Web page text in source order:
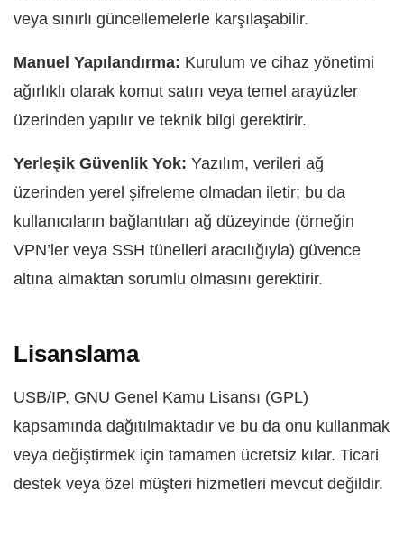
veya sınırlı güncellemelerle karşılaşabilir.
Manuel Yapılandırma: Kurulum ve cihaz yönetimi
ağırlıklı olarak komut satırı veya temel arayüzler
üzerinden yapılır ve teknik bilgi gerektirir.
Yerleşik Güvenlik Yok: Yazılım, verileri ağ
üzerinden yerel şifreleme olmadan iletir; bu da
kullanıcıların bağlantıları ağ düzeyinde (örneğin
VPN’ler veya SSH tünelleri aracılığıyla) güvence
altına almaktan sorumlu olmasını gerektirir.
Lisanslama
USB/IP, GNU Genel Kamu Lisansı (GPL)
kapsamında dağıtılmaktadır ve bu da onu kullanmak
veya değiştirmek için tamamen ücretsiz kılar. Ticari
destek veya özel müşteri hizmetleri mevcut değildir.